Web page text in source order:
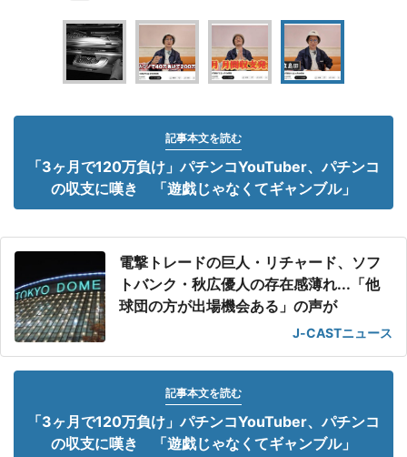
記事本文を読む
「3ヶ月で120万負け」パチンコYouTuber、パチンコ
の収支に嘆き 「遊戯じゃなくてギャンブル」
電撃トレードの巨人・リチャード、ソフ
トバンク・秋広優人の存在感薄れ...「他
球団の方が出場機会ある」の声が
J-CASTニュース
記事本文を読む
「3ヶ月で120万負け」パチンコYouTuber、パチンコ
の収支に嘆き 「遊戯じゃなくてギャンブル」